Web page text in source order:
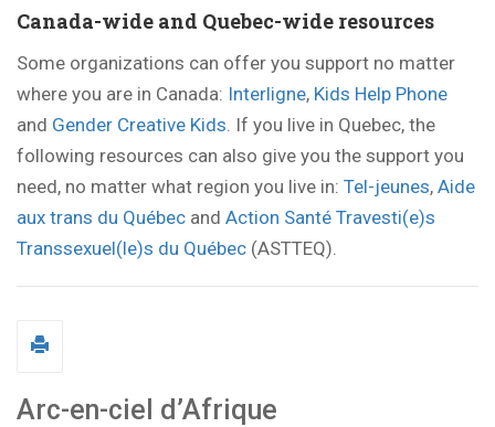
Canada-wide and Quebec-wide resources
Some organizations can offer you support no matter
where you are in Canada: Interligne, Kids Help Phone
and Gender Creative Kids. If you live in Quebec, the
following resources can also give you the support you
need, no matter what region you live in: Tel-jeunes, Aide
aux trans du Québec and Action Santé Travesti(e)s
Transsexuel(le)s du Québec (ASTTEQ).
Arc-en-ciel d’Afrique